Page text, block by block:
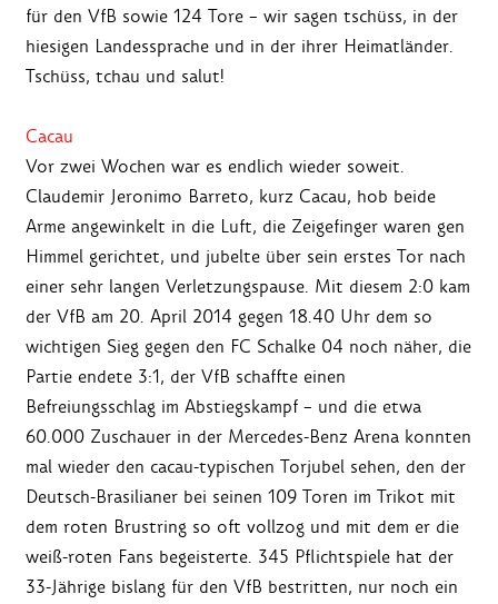
für den VfB sowie 124 Tore – wir sagen tschüss, in der
hiesigen Landessprache und in der ihrer Heimatländer.
Tschüss, tchau und salut!
Cacau
Vor zwei Wochen war es endlich wieder soweit.
Claudemir Jeronimo Barreto, kurz Cacau, hob beide
Arme angewinkelt in die Luft, die Zeigefinger waren gen
Himmel gerichtet, und jubelte über sein erstes Tor nach
einer sehr langen Verletzungspause. Mit diesem 2:0 kam
der VfB am 20. April 2014 gegen 18.40 Uhr dem so
wichtigen Sieg gegen den FC Schalke 04 noch näher, die
Partie endete 3:1, der VfB schaffte einen
Befreiungsschlag im Abstiegskampf – und die etwa
60.000 Zuschauer in der Mercedes-Benz Arena konnten
mal wieder den cacau-typischen Torjubel sehen, den der
Deutsch-Brasilianer bei seinen 109 Toren im Trikot mit
dem roten Brustring so oft vollzog und mit dem er die
weiß-roten Fans begeisterte. 345 Pflichtspiele hat der
33-Jährige bislang für den VfB bestritten, nur noch ein